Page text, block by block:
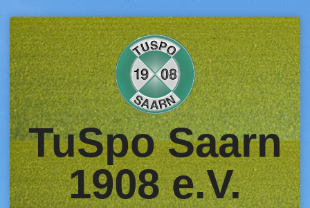
Skip
to
content
TuSpo Saarn
1908 e.V.